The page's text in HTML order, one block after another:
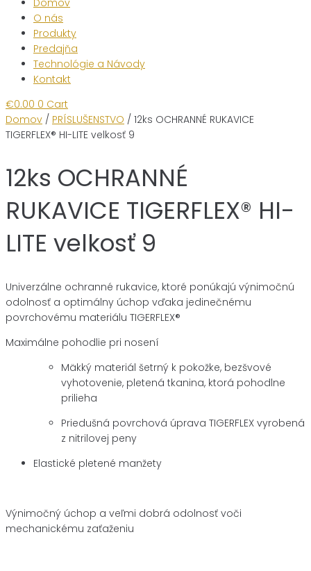
Domov
O nás
Produkty
Predajňa
Technológie a Návody
Kontakt
€0.00 0 Cart
Domov / PRÍSLUŠENSTVO / 12ks OCHRANNÉ RUKAVICE
TIGERFLEX® HI-LITE velkosť 9
12ks OCHRANNÉ
RUKAVICE TIGERFLEX® HI-
LITE velkosť 9
Univerzálne ochranné rukavice, ktoré ponúkajú výnimočnú
odolnosť a optimálny úchop vďaka jedinečnému
povrchovému materiálu TIGERFLEX®
Maximálne pohodlie pri nosení
Mäkký materiál šetrný k pokožke, bezšvové
vyhotovenie, pletená tkanina, ktorá pohodlne
prilieha
Priedušná povrchová úprava TIGERFLEX vyrobená
z nitrilovej peny
Elastické pletené manžety
Výnimočný úchop a veľmi dobrá odolnosť voči
mechanickému zaťaženiu